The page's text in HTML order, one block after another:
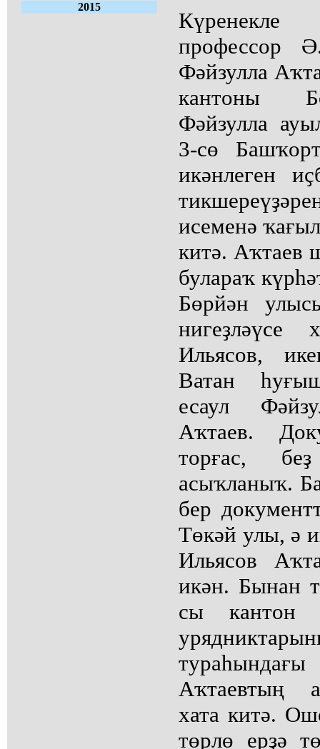
2015
профессор
Фәйзулла
кантоны
Фәйзулла
3-сө
икәнлеген
исеменә
китә. Аҡтаев
булараҡ
Бөрйән
нигеҙләүсе
Ильясов,
Ватан
есаул
Аҡтаев.
торғас,
асыҡланыҡ.
бер
Төкәй улы, ә
Ильясов
икән. Бынан
сы кантон
Аҡтаевтың
хата китә.
төрлө ерҙә